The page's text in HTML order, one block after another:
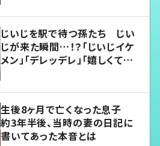
じいじを駅で待つ孫たち じい
じが来た瞬間…！？「じいじイケ
メン」「デレッデレ」「嬉しくて可
生後8ヶ月で亡くなった息子
約3年半後、当時の妻の日記に
書いてあった本音とは